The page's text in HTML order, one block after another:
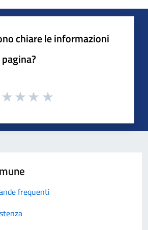
chiare le informazioni
frequenti